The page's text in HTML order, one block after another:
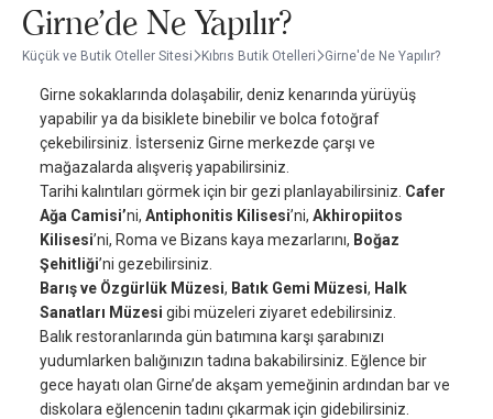
Girne'de Ne Yapılır?
Küçük ve Butik Oteller Sitesi Kıbrıs Butik Otelleri Girne'de Ne Yapılır?
Girne sokaklarında dolaşabilir, deniz kenarında yürüyüş
yapabilir ya da bisiklete binebilir ve bolca fotoğraf
çekebilirsiniz. İsterseniz Girne merkezde çarşı ve
mağazalarda alışveriş yapabilirsiniz.
Tarihi kalıntıları görmek için bir gezi planlayabilirsiniz. Cafer
Ağa Camisi’ni, Antiphonitis Kilisesi’ni, Akhiropiitos
Kilisesi’ni, Roma ve Bizans kaya mezarlarını, Boğaz
Şehitliği’ni gezebilirsiniz.
Barış ve Özgürlük Müzesi, Batık Gemi Müzesi, Halk
Sanatları Müzesi gibi müzeleri ziyaret edebilirsiniz.
Balık restoranlarında gün batımına karşı şarabınızı
yudumlarken balığınızın tadına bakabilirsiniz. Eğlence bir
gece hayatı olan Girne’de akşam yemeğinin ardından bar ve
diskolara eğlencenin tadını çıkarmak için gidebilirsiniz.